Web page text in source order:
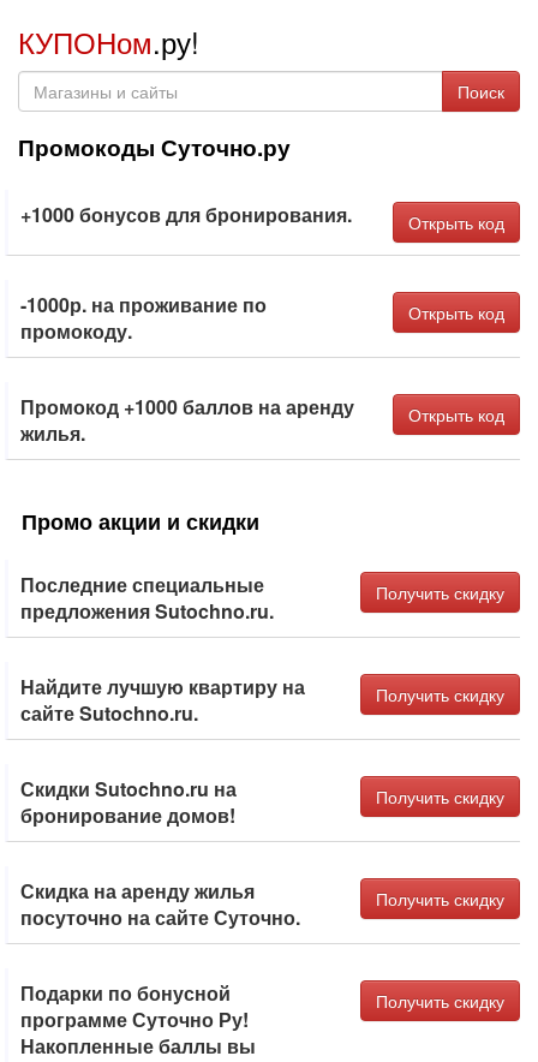
КУПОНом.ру!
Поиск
Промокоды Суточно.ру
+1000 бонусов для бронирования. Открыть код
-1000р. на проживание по
промокоду.
Открыть код
Промокод +1000 баллов на аренду
жилья.
Открыть код
Промо акции и скидки
Последние специальные
предложения Sutochno.ru.
Получить скидку
Найдите лучшую квартиру на
сайте Sutochno.ru.
Получить скидку
Скидки Sutochno.ru на
бронирование домов!
Получить скидку
Скидка на аренду жилья
посуточно на сайте Суточно.
Получить скидку
Подарки по бонусной
программе Суточно Ру!
Накопленные баллы вы
Получить скидку